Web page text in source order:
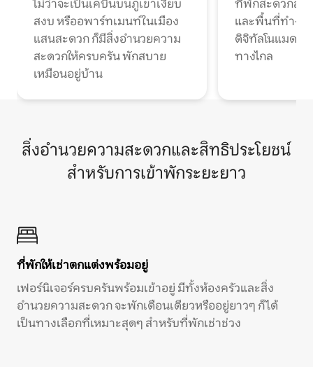
ไม่ว่าจะเป็นเคบินบนภูเขาเงียบ
สงบ หรืออพาร์ทเมนท์ในเมือง
แสนสะดวก ก็มีสิ่งอำนวยความ
สะดวกให้ครบครัน พักสบาย
เหมือนอยู่บ้าน
ที่พักสะดวกสบ
และพื้นที่ทำงา
ดิจิทัลโนแมดแ
ทางไกล
สิ่งอำนวยความสะดวกและสิทธิประโยชน์
สำหรับการเข้าพักระยะยาว
ที่พักให้เช่าตกแต่งพร้อมอยู่
เฟอร์นิเจอร์ครบครันพร้อมเข้าอยู่ มีทั้งห้องครัวและสิ่ง
อำนวยความสะดวก จะพักเดือนเดียวหรืออยู่ยาวๆ ก็ได้
เป็นทางเลือกที่เหมาะสุดๆ สำหรับที่พักเช่าช่วง